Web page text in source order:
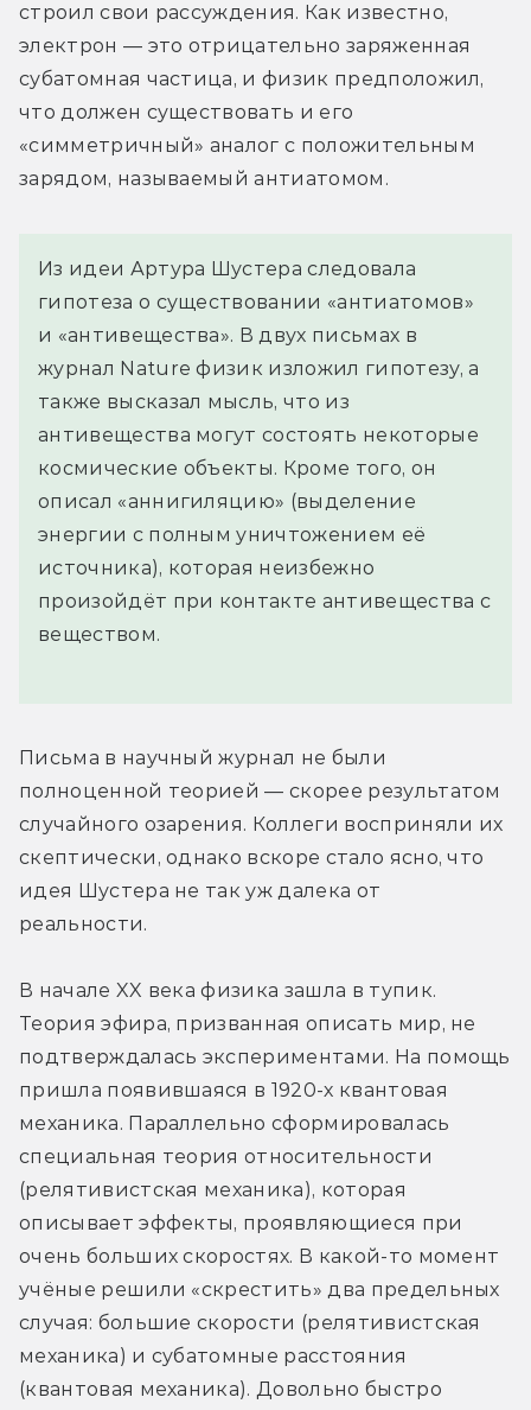
строил свои рассуждения. Как известно,
электрон — это отрицательно заряженная
субатомная частица, и физик предположил,
что должен существовать и его
«симметричный» аналог с положительным
зарядом, называемый антиатомом.
Из идеи Артура Шустера следовала
гипотеза о существовании «антиатомов»
и «антивещества». В двух письмах в
журнал Nature физик изложил гипотезу, а
также высказал мысль, что из
антивещества могут состоять некоторые
космические объекты. Кроме того, он
описал «аннигиляцию» (выделение
энергии с полным уничтожением её
источника), которая неизбежно
произойдёт при контакте антивещества с
веществом.
Письма в научный журнал не были
полноценной теорией — скорее результатом
случайного озарения. Коллеги восприняли их
скептически, однако вскоре стало ясно, что
идея Шустера не так уж далека от
реальности.
В начале XX века физика зашла в тупик.
Теория эфира, призванная описать мир, не
подтверждалась экспериментами. На помощь
пришла появившаяся в 1920-х квантовая
механика. Параллельно сформировалась
специальная теория относительности
(релятивистская механика), которая
описывает эффекты, проявляющиеся при
очень больших скоростях. В какой-то момент
учёные решили «скрестить» два предельных
случая: большие скорости (релятивистская
механика) и субатомные расстояния
(квантовая механика). Довольно быстро